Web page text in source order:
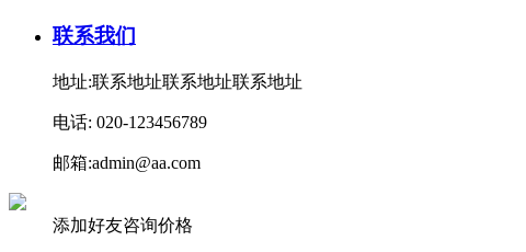
联系我们
地址:联系地址联系地址联系地址
电话: 020-123456789
邮箱:admin@aa.com
添加好友咨询价格